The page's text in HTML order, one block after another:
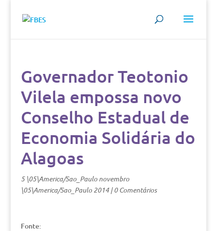
Governador Teotonio
Vilela empossa novo
Conselho Estadual de
Economia Solidária do
Alagoas
5 \05\America/Sao_Paulo novembro
\05\America/Sao_Paulo 2014|0 Comentários
Fonte: